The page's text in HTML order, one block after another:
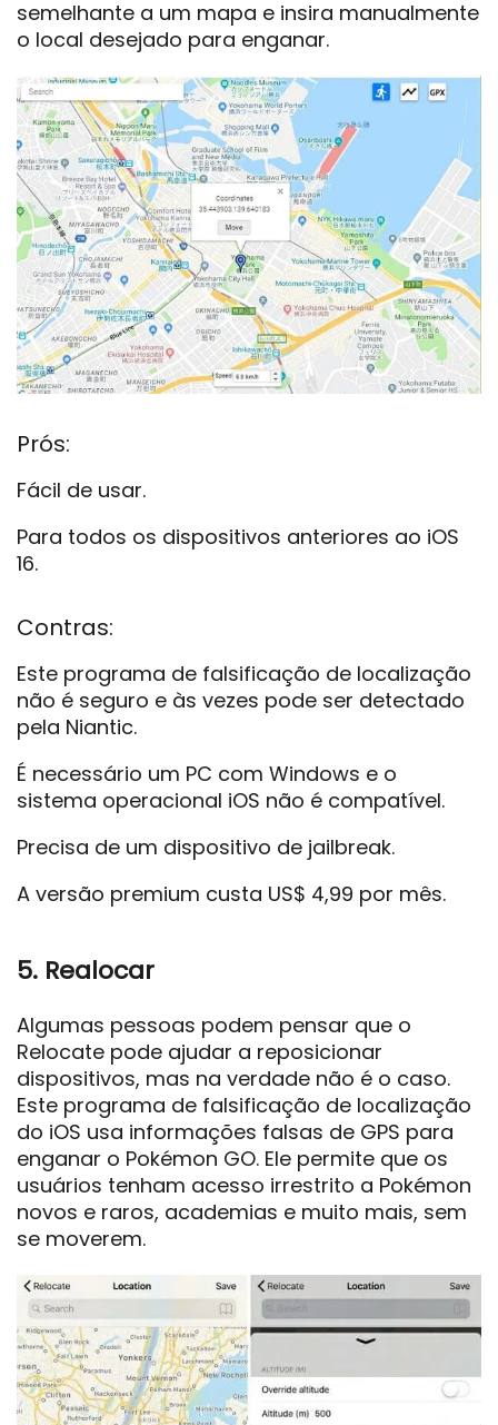
semelhante a um mapa e insira manualmente
o local desejado para enganar.
Prós:
Fácil de usar.
Para todos os dispositivos anteriores ao iOS
16.
Contras:
Este programa de falsificação de localização
não é seguro e às vezes pode ser detectado
pela Niantic.
É necessário um PC com Windows e o
sistema operacional iOS não é compatível.
Precisa de um dispositivo de jailbreak.
A versão premium custa US$ 4,99 por mês.
5. Realocar
Algumas pessoas podem pensar que o
Relocate pode ajudar a reposicionar
dispositivos, mas na verdade não é o caso.
Este programa de falsificação de localização
do iOS usa informações falsas de GPS para
enganar o Pokémon GO. Ele permite que os
usuários tenham acesso irrestrito a Pokémon
novos e raros, academias e muito mais, sem
se moverem.